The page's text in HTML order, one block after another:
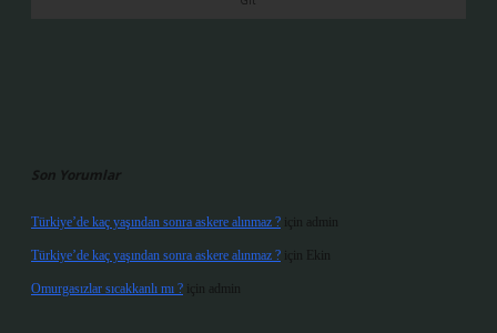
Son Yorumlar
Türkiye’de kaç yaşından sonra askere alınmaz ? için admin
Türkiye’de kaç yaşından sonra askere alınmaz ? için Ekin
Omurgasızlar sıcakkanlı mı ? için admin